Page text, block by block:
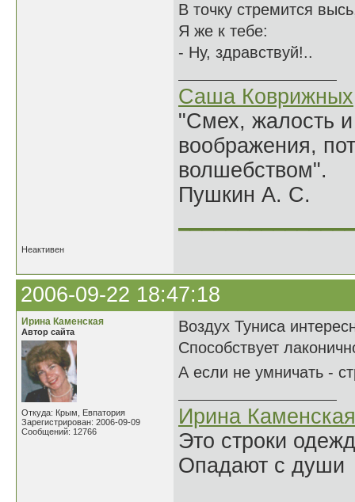
В точку стремится
Я же к тебе:
- Ну, здравствуй!..
Саша Коврижных
"Смех, жалость
воображения,
волшебством".
Пушкин А. С.
Неактивен
2006-09-22 18:47:18
Ирина Каменская
Автор сайта
Откуда: Крым, Евпатория
Зарегистрирован: 2006-09-09
Сообщений: 12766
Воздух Туниса
Способствует
А если не умничать -
Ирина Каменская
Это строки
Опадают с души